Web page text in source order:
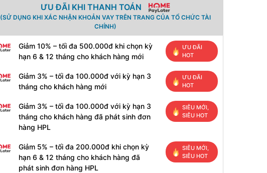
ƯU ĐÃI KHI THANH TOÁN
(SỬ DỤNG KHI XÁC NHẬN KHOẢN VAY TRÊN TRANG CỦA TỔ CHỨC TÀI
CHÍNH)
Giảm 10% – tối đa 500.000đ khi chọn kỳ
hạn 6 & 12 tháng cho khách hàng mới
ƯU ĐÃI
HOT
Giảm 3% – tối đa 100.000đ với kỳ hạn 3
tháng cho khách hàng mới
ƯU ĐÃI
HOT
Giảm 3% – tối đa 100.000đ với kỳ hạn 3
tháng cho khách hàng đã phát sinh đơn
hàng HPL
SIÊU MỚI,
SIÊU HOT
Giảm 5% – tối đa 200.000đ khi chọn kỳ
hạn 6 & 12 tháng cho khách hàng đã
phát sinh đơn hàng HPL
SIÊU MỚI,
SIÊU HOT